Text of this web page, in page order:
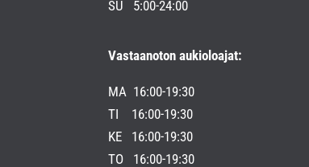
SU 5:00-24:00
Vastaanoton aukioloajat:
MA 16:00-19:30
TI 16:00-19:30
KE 16:00-19:30
TO 16:00-19:30